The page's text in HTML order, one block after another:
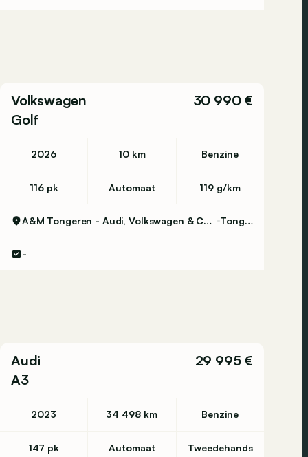
Volkswagen
Golf
30 990 €
2026 10 km Benzine
116 pk Automaat 119 g/km
A&M Tongeren - Audi, Volkswagen & Commercial Vehicles Tongeren
-
Audi
A3
29 995 €
2023 34 498 km Benzine
147 pk Automaat Tweedehands